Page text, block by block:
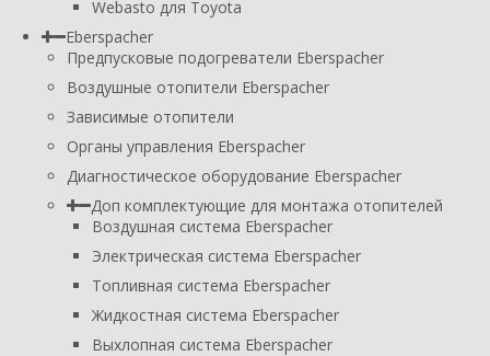
Webasto для Toyota
Eberspacher
Предпусковые подогреватели Eberspacher
Воздушные отопители Eberspacher
Зависимые отопители
Органы управления Eberspacher
Диагностическое оборудование Eberspacher
Доп комплектующие для монтажа отопителей
Воздушная система Eberspacher
Электрическая система Eberspacher
Топливная система Eberspacher
Жидкостная система Eberspacher
Выхлопная система Eberspacher